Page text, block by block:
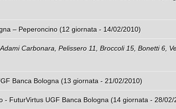
– Peperoncino (12 giornata - 14/02/2010)
Carbonara, Pelissero 11, Broccoli 15, Bonetti 6,
Banca Bologna (13 giornata - 21/02/2010)
- FuturVirtus UGF Banca Bologna (14 giornata - 28/02/